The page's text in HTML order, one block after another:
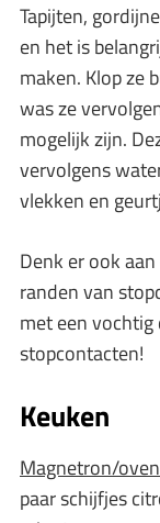
Tapijten,
en het is
maken. Klop ze
was ze
mogelijk zijn.
vervolgens
vlekken en
Denk er ook
randen van
met een
stopcontacten!
Keuken
Magnetron/
paar schijfjes